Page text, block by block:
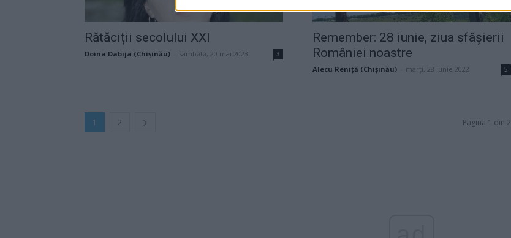
Rătăciții secolului XXI
Doina Dabija (Chișinău) sâmbătă, 20 mai 2023 3
Remember: 28 iunie, ziua sfâșierii
României noastre
Alecu Reniță (Chișinău) marți, 28 iunie 2022 5
1 2 Pagina 1 din 2